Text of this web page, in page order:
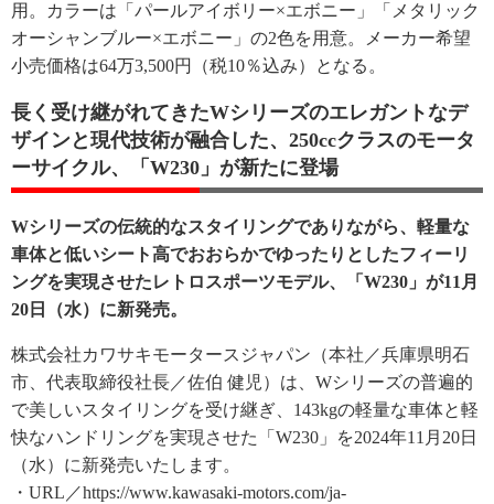
用。カラーは「パールアイボリー×エボニー」「メタリック
オーシャンブルー×エボニー」の2色を用意。メーカー希望
小売価格は64万3,500円（税10％込み）となる。
長く受け継がれてきたWシリーズのエレガントなデ
ザインと現代技術が融合した、250ccクラスのモータ
ーサイクル、「W230」が新たに登場
Wシリーズの伝統的なスタイリングでありながら、軽量な
車体と低いシート高でおおらかでゆったりとしたフィーリ
ングを実現させたレトロスポーツモデル、「W230」が11月
20日（水）に新発売。
株式会社カワサキモータースジャパン（本社／兵庫県明石
市、代表取締役社長／佐伯 健児）は、Wシリーズの普遍的
で美しいスタイリングを受け継ぎ、143kgの軽量な車体と軽
快なハンドリングを実現させた「W230」を2024年11月20日
（水）に新発売いたします。
・URL／https://www.kawasaki-motors.com/ja-